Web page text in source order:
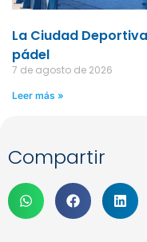
La Ciudad
pádel
7 de agosto de 2026
Leer más »
Compartir